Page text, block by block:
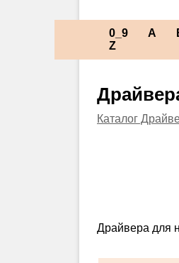
0_9 A
Z
Каталог
Драйвера для